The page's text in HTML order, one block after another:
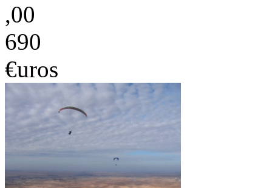
,00
690
€uros